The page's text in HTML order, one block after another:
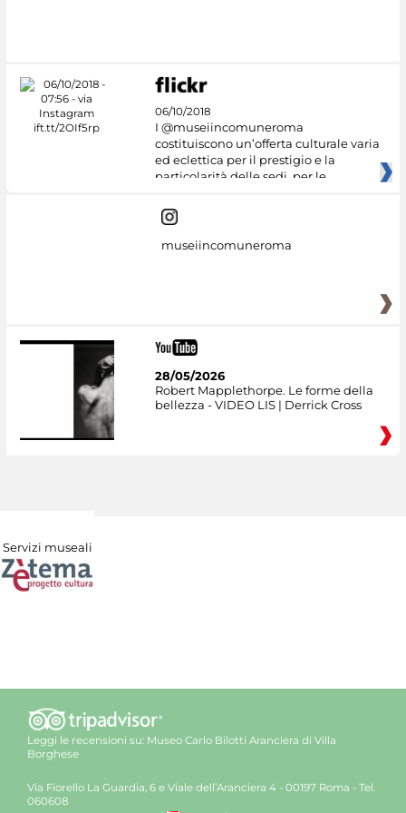
06/10/2018
I @museiincomuneroma
costituiscono un’offerta culturale varia
ed eclettica per il prestigio e la
particolarità delle sedi, per le
museiincomuneroma
28/05/2026
Robert Mapplethorpe. Le forme della
bellezza - VIDEO LIS | Derrick Cross
Servizi museali
Leggi le recensioni su: Museo Carlo Bilotti Aranciera di Villa
Borghese
Via Fiorello La Guardia, 6 e Viale dell’Aranciera 4 - 00197 Roma - Tel.
060608